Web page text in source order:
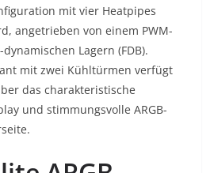
mit vier Heatpipes
angetrieben von einem PWM-
Lagern (FDB).
mit zwei Kühltürmen verfügt
das charakteristische
und stimmungsvolle ARGB-